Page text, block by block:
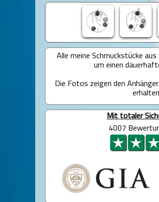
Alle meine Schmuckstücke
um einen
Die Fotos zeigen den
Mit totaler
4007